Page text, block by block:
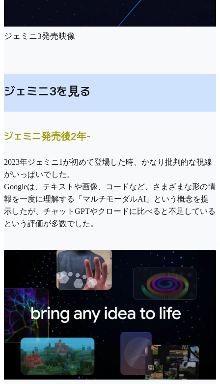
ジェミニ3発売映像
ジェミニ3を見る
ジェミニ発売後2年-
2023年ジェミニ1が初めて登場した時、かなり批判的な視線
がいっぱいでした。
Googleは、テキストや画像、コードなど、さまざまな形の情
報を一度に理解する「マルチモーダルAI」という概念を提
示したが、チャットGPTやクロードに比べると不足している
という評価が多数でした。